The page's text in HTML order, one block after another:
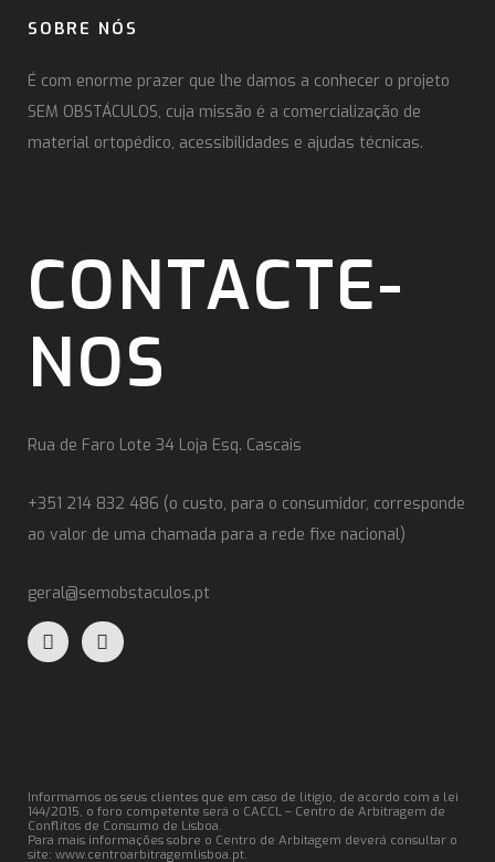
SOBRE NÓS
É com enorme prazer que lhe damos a conhecer o projeto
SEM OBSTÁCULOS, cuja missão é a comercialização de
material ortopédico, acessibilidades e ajudas técnicas.
CONTACTE-
NOS
Rua de Faro Lote 34 Loja Esq. Cascais
+351 214 832 486 (o custo, para o consumidor, corresponde
ao valor de uma chamada para a rede fixe nacional)
geral@semobstaculos.pt
Informamos os seus clientes que em caso de litígio, de acordo com a lei
144/2015, o foro competente será o CACCL – Centro de Arbitragem de
Conflitos de Consumo de Lisboa.
Para mais informações sobre o Centro de Arbitagem deverá consultar o
site: www.centroarbitragemlisboa.pt.